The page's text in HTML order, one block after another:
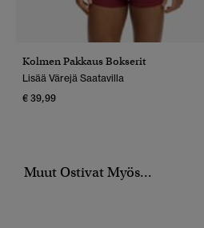
Kolmen Pakkaus Bokserit
Lisää Värejä Saatavilla
€ 39,99
Muut Ostivat Myös...